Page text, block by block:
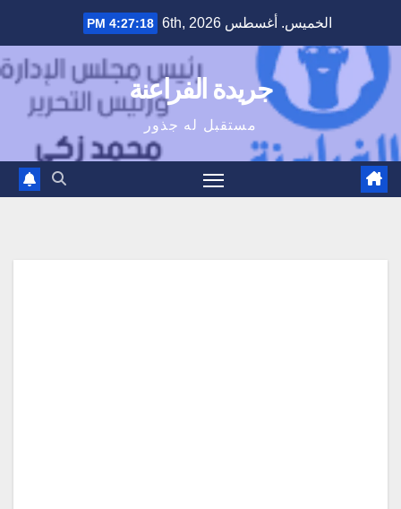
content
الخميس. أغسطس 6th, 2026 4:27:19 PM
جريدة الفراعنة
مستقبل له جذور